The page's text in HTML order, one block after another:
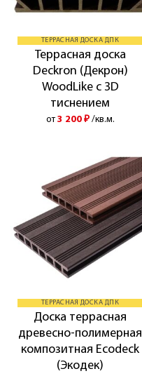
ТЕРРАСНАЯ ДОСКА ДПК
Террасная доска
Deckron (Декрон)
WoodLike с 3D
тиснением
от 3 200 ₽ /кв.м.
ТЕРРАСНАЯ ДОСКА ДПК
Доска террасная
древесно-полимерная
композитная Ecodeck
(Экодек)